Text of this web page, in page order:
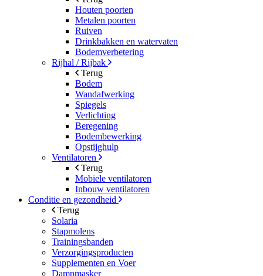
Houten poorten
Metalen poorten
Ruiven
Drinkbakken en watervaten
Bodemverbetering
Rijhal / Rijbak
Terug
Bodem
Wandafwerking
Spiegels
Verlichting
Beregening
Bodembewerking
Opstijghulp
Ventilatoren
Terug
Mobiele ventilatoren
Inbouw ventilatoren
Conditie en gezondheid
Terug
Solaria
Stapmolens
Trainingsbanden
Verzorgingsproducten
Supplementen en Voer
Dampmasker